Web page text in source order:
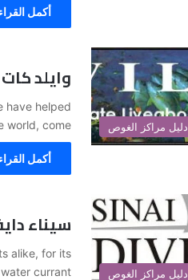
أكمل
دليل مراكز الغوص
وايلد كات
have helped
come…
أكمل
دليل مراكز الغوص
سيناء
alike, for its
currant…